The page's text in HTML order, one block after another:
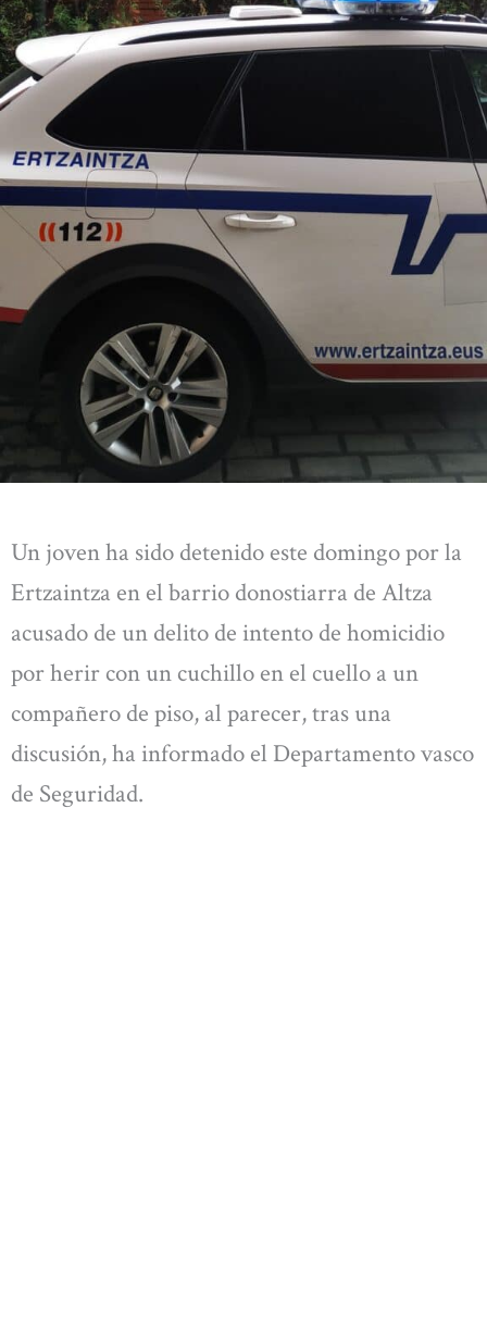
Un joven ha sido detenido este domingo por la
Ertzaintza en el barrio donostiarra de Altza
acusado de un delito de intento de homicidio
por herir con un cuchillo en el cuello a un
compañero de piso, al parecer, tras una
discusión, ha informado el Departamento vasco
de Seguridad.